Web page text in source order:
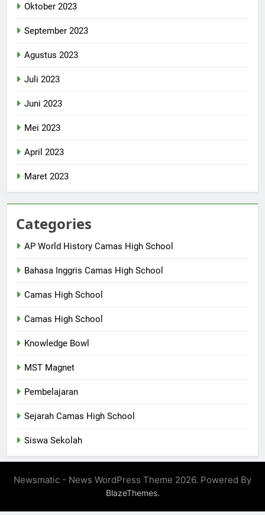
Oktober 2023
September 2023
Agustus 2023
Juli 2023
Juni 2023
Mei 2023
April 2023
Maret 2023
Categories
AP World History Camas High School
Bahasa Inggris Camas High School
Camas High School
Camas High School
Knowledge Bowl
MST Magnet
Pembelajaran
Sejarah Camas High School
Siswa Sekolah
Newsmatic - News WordPress Theme 2026. Powered By
BlazeThemes.